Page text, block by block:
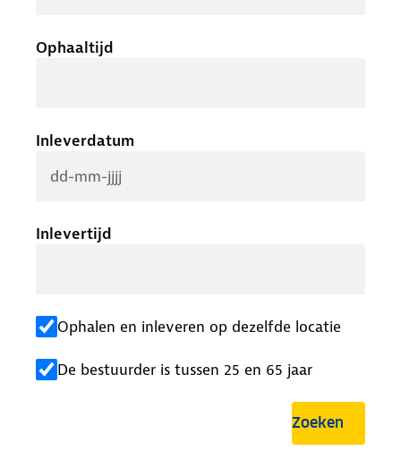
Ophaaltijd
Inleverdatum
Inlevertijd
Ophalen en inleveren op dezelfde locatie
De bestuurder is tussen 25 en 65 jaar
Zoeken